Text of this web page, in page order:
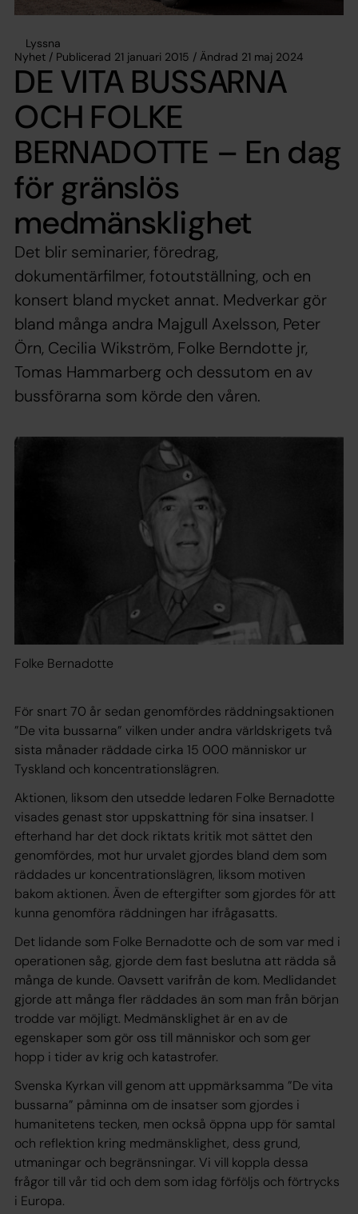
Lyssna
Nyhet / Publicerad 21 januari 2015 / Ändrad 21 maj 2024
DE VITA BUSSARNA
OCH FOLKE
BERNADOTTE – En dag
för gränslös
medmänsklighet
Det blir seminarier, föredrag,
dokumentärfilmer, fotoutställning, och en
konsert bland mycket annat. Medverkar gör
bland många andra Majgull Axelsson, Peter
Örn, Cecilia Wikström, Folke Berndotte jr,
Tomas Hammarberg och dessutom en av
bussförarna som körde den våren.
Folke Bernadotte
För snart 70 år sedan genomfördes räddningsaktionen
”De vita bussarna” vilken under andra världskrigets två
sista månader räddade cirka 15 000 människor ur
Tyskland och koncentrationslägren.
Aktionen, liksom den utsedde ledaren Folke Bernadotte
visades genast stor uppskattning för sina insatser. I
efterhand har det dock riktats kritik mot sättet den
genomfördes, mot hur urvalet gjordes bland dem som
räddades ur koncentrationslägren, liksom motiven
bakom aktionen. Även de eftergifter som gjordes för att
kunna genomföra räddningen har ifrågasatts.
Det lidande som Folke Bernadotte och de som var med i
operationen såg, gjorde dem fast beslutna att rädda så
många de kunde. Oavsett varifrån de kom. Medlidandet
gjorde att många fler räddades än som man från början
trodde var möjligt. Medmänsklighet är en av de
egenskaper som gör oss till människor och som ger
hopp i tider av krig och katastrofer.
Svenska Kyrkan vill genom att uppmärksamma ”De vita
bussarna” påminna om de insatser som gjordes i
humanitetens tecken, men också öppna upp för samtal
och reflektion kring medmänsklighet, dess grund,
utmaningar och begränsningar. Vi vill koppla dessa
frågor till vår tid och dem som idag förföljs och förtrycks
i Europa.